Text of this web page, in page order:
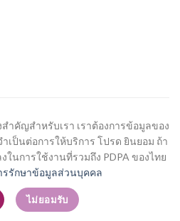
คัญสำหรับเรา เราต้องการข้อมูลของ
เป็นต่อการให้บริการ โปรด ยินยอม ถ้า
นการใช้งานที่รวมถึง PDPA ของไทย
รรักษาข้อมูลส่วนบุคคล
ไม่ยอมรับ
าชิก / เข้าสู่ระบบ
©Flatsome Theme